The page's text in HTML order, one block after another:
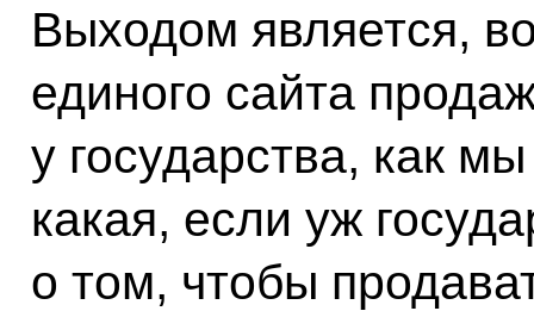
Выходом является,
единого сайта
у государства, как
какая, если уж
о том, чтобы